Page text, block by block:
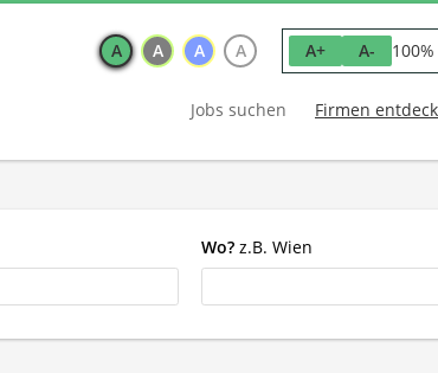
A A A A A+ A-
Jobs suchen Firmen
Wo? z.B. Wien